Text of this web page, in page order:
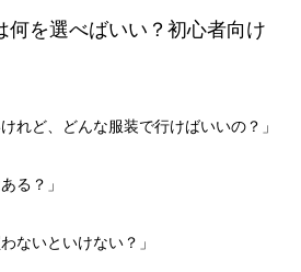
説
からきれいを育てる第
何を選べばいい？初心者向け
れど、どんな服装で行けばいいの？」
る？」
ないといけない？」